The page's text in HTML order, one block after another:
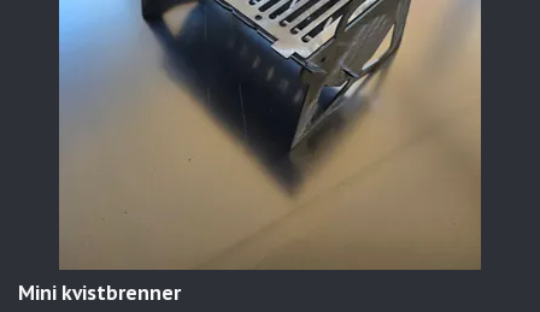
Mini kvistbrenner